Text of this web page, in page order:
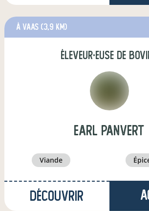
à Vaas (3,9 km)
éleveur·euse de
EARL PANVERT
viande
Découvrir